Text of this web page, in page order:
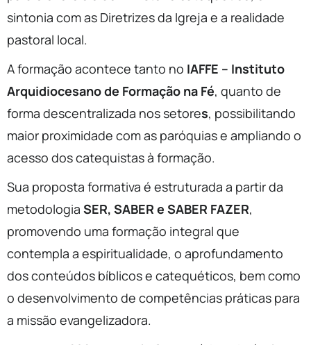
sintonia com as Diretrizes da Igreja e a realidade
pastoral local.
A formação acontece tanto no IAFFE – Instituto
Arquidiocesano de Formação na Fé, quanto de
forma descentralizada nos setores, possibilitando
maior proximidade com as paróquias e ampliando o
acesso dos catequistas à formação.
Sua proposta formativa é estruturada a partir da
metodologia SER, SABER e SABER FAZER,
promovendo uma formação integral que
contempla a espiritualidade, o aprofundamento
dos conteúdos bíblicos e catequéticos, bem como
o desenvolvimento de competências práticas para
a missão evangelizadora.